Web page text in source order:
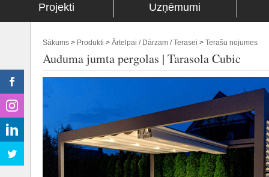
Projekti Uzņēmumi
Sākums > Produkti > Ārtelpai / Dārzam / Terasei > Terašu nojumes
Auduma jumta pergolas | Tarasola Cubic